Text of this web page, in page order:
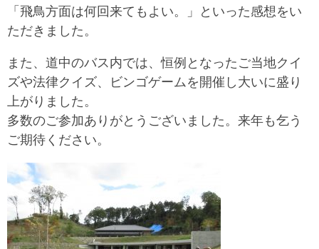
「飛鳥方面は何回来てもよい。」といった感想をい
ただきました。
また、道中のバス内では、恒例となったご当地クイ
ズや法律クイズ、ビンゴゲームを開催し大いに盛り
上がりました。
多数のご参加ありがとうございました。来年も乞う
ご期待ください。